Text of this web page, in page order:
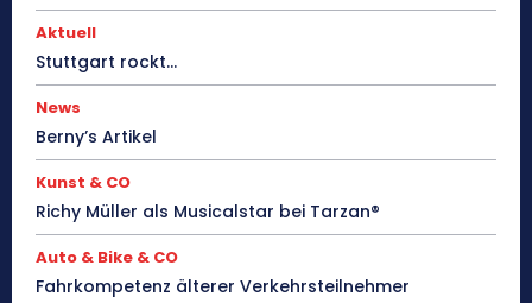
Aktuell
Stuttgart rockt…
News
Berny’s Artikel
Kunst & CO
Richy Müller als Musicalstar bei Tarzan®
Auto & Bike & CO
Fahrkompetenz älterer Verkehrsteilnehmer